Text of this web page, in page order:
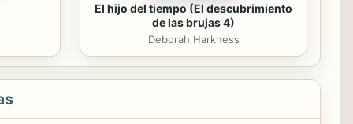
El hijo del tiempo (El descubrimiento
de las brujas 4)
Deborah Harkness